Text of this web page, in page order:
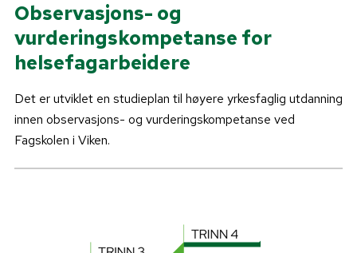
Observasjons- og
vurderingskompetanse for
helsefagarbeidere
Det er utviklet en studieplan til høyere yrkesfaglig utdanning
innen observasjons- og vurderingskompetanse ved
Fagskolen i Viken.